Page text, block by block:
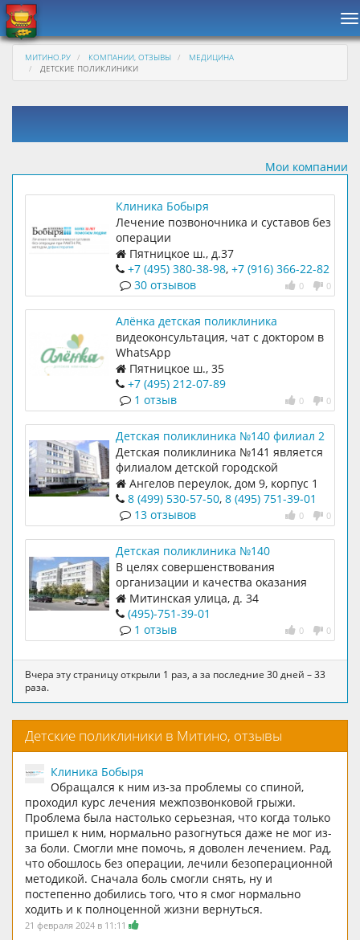
МИТИНО.РУ КОМПАНИИ, ОТЗЫВЫ
МЕДИЦИНА
ДЕТСКИЕ ПОЛИКЛИНИКИ
Мои компании
Клиника Бобыря
Лечение позвоночника и суставов без
операции
Пятницкое ш., д.37
+7 (495) 380-38-98, +7 (916) 366-22-82
0 0
30 отзывов
Алёнка детская поликлиника
видеоконсультация, чат с доктором в
WhatsApp
Пятницкое ш., 35
+7 (495) 212-07-89
0 0
1 отзыв
Детская поликлиника №140 филиал 2
(бывш. №141)
Детская поликлиника №141 является
филиалом детской городской
поликлиники №140.
Ангелов переулок, дом 9, корпус 1
8 (499) 530-57-50, 8 (495) 751-39-01
0 0
13 отзывов
Детская поликлиника №140
В целях совершенствования
организации и качества оказания
специализированной медицинской
помощи населению города Москвы к
ГБУЗ "ДГП № 140
Митинская улица, д. 34
(495)-751-39-01
0 0
1 отзыв
Вчера эту страницу открыли 1 раз, а за последние 30 дней – 33
раза.
Детские поликлиники в Митино, отзывы
Клиника Бобыря
Обращался к ним из-за проблемы со спиной,
проходил курс лечения межпозвонковой грыжи.
Проблема была настолько серьезная, что когда только
пришел к ним, нормально разогнуться даже не мог из-
за боли. Смогли мне помочь, я доволен лечением. Рад,
что обошлось без операции, лечили безоперационной
методикой. Сначала боль смогли снять, ну и
постепенно добились того, что я смог нормально
ходить и к полноценной жизни вернуться.
21 февраля 2024 в 11:11